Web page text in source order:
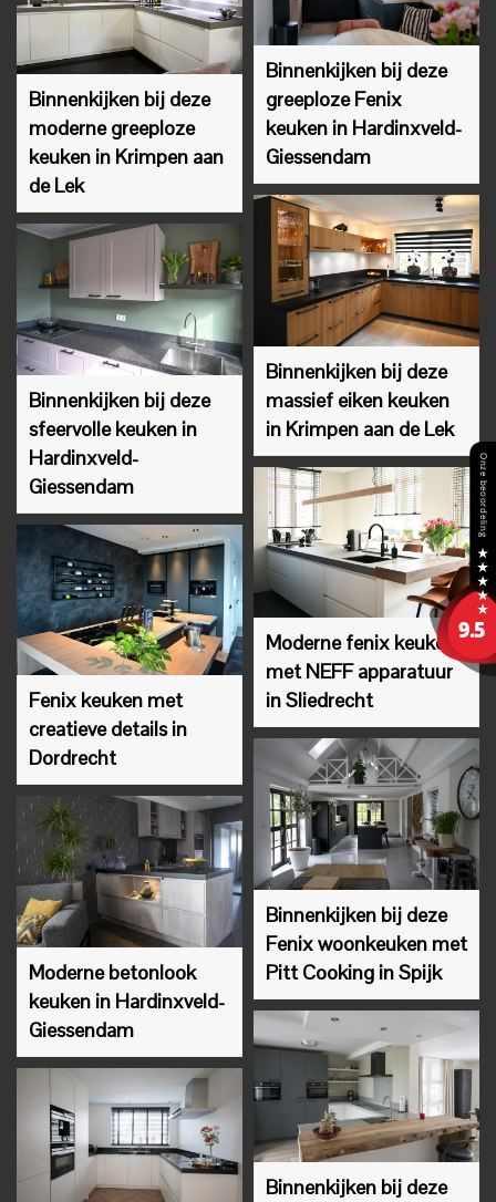
Binnenkijken bij deze
greeploze Fenix
keuken in Hardinxveld-
Giessendam
Binnenkijken bij deze
moderne greeploze
keuken in Krimpen aan
de Lek
Binnenkijken bij deze
massief eiken keuken
in Krimpen aan de Lek
Binnenkijken bij deze
sfeervolle keuken in
Hardinxveld-
Giessendam
Moderne fenix keuken
met NEFF apparatuur
in Sliedrecht
Fenix keuken met
creatieve details in
Dordrecht
Binnenkijken bij deze
Fenix woonkeuken met
Pitt Cooking in Spijk
Moderne betonlook
keuken in Hardinxveld-
Giessendam
Binnenkijken bij deze